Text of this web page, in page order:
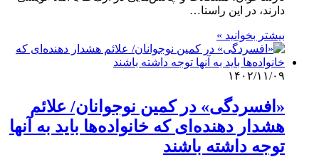
دارند، در این راستا…
بیشتر بخوانید »
۱۴۰۲/۱۱/۰۹
«افسردگی» در کمین نوجوانان/ علائم
هشدار دهنده‌ای که خانواده‌ها باید به آنها
توجه داشته باشند